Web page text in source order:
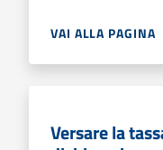
VAI ALLA PAGINA
Versare la